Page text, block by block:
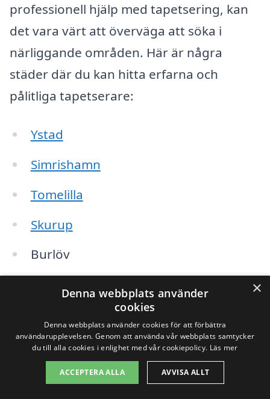
professionell hjälp med tapetsering, kan
det vara värt att överväga att söka i
närliggande områden. Här är några
städer där du kan hitta erfarna och
pålitliga tapetserare:
Ystad
Simrishamn
Tomelilla
Skurup
Burlöv
Höganäs
Genom att expandera din sökning till
×
Denna webbplats använder
cookies
Denna webbplats använder cookies för att förbättra
användarupplevelsen. Genom att använda vår webbplats samtycker
du till alla cookies i enlighet med vår cookiepolicy. Läs mer
ACCEPTERA ALLA AVVISA ALLT